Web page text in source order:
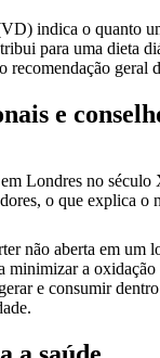
indica o quanto
para uma dieta
recomendação geral
e
Londres no
o que explica o
não aberta em um
minimizar a oxidação
e consumir